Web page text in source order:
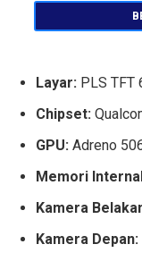
Layar: PLS TFT
Chipset:
GPU: Adreno
Memori
Kamera
Kamera Depan: